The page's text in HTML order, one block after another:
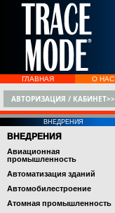
ГЛАВНАЯ О НАС
АВТОРИЗАЦИЯ / КАБИНЕТ>>
ВНЕДРЕНИЯ
ВНЕДРЕНИЯ
Авиационная
промышленность
Автоматизация зданий
Автомобилестроение
Атомная промышленность